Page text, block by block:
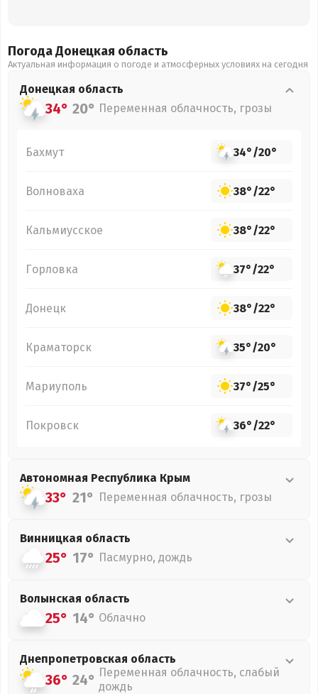
Погода Донецкая область
Актуальная информация о погоде и атмосферных условиях на сегодня
Донецкая область
34° 20° Переменная облачность, грозы
Бахмут 34°/20°
Волноваха 38°/22°
Кальмиусское 38°/22°
Горловка 37°/22°
Донецк 38°/22°
Краматорск 35°/20°
Мариуполь 37°/25°
Покровск 36°/22°
Автономная Республика Крым
33° 21° Переменная облачность, грозы
Винницкая область
25° 17° Пасмурно, дождь
Волынская область
25° 14° Облачно
Днепропетровская область
36° 24° Переменная облачность, слабый
дождь